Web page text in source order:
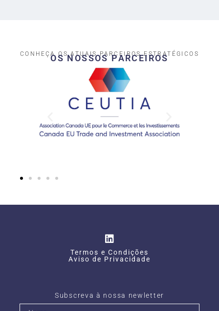
CONHEÇA OS ATUAIS PARCEIROS ESTRATÉGICOS
OS NOSSOS PARCEIROS​
Termos e Condições
Aviso de Privacidade
Subscreva à nossa newletter